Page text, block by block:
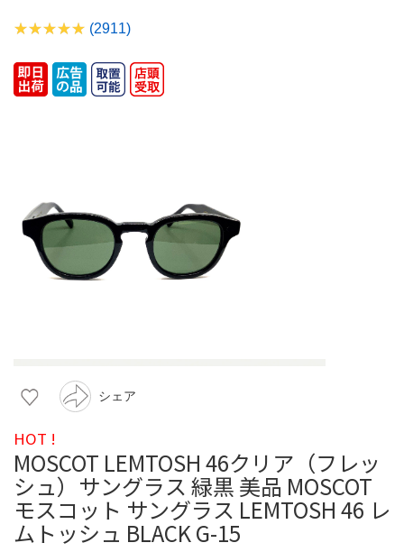
(2911)
シェア
HOT !
MOSCOT LEMTOSH 46クリア（フレッ
シュ）サングラス 緑黒 美品 MOSCOT
モスコット サングラス LEMTOSH 46 レ
ムトッシュ BLACK G-15